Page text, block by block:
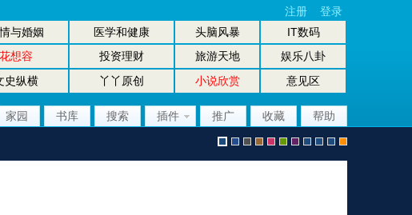
与婚姻 医学和健康 头脑风暴
IT数码
花想容 投资理财 旅游天地
娱乐八卦
史纵横 丫丫原创 小说欣赏
意见区
注册 登录
家园 书库 搜索 插件 推广 收藏 帮助